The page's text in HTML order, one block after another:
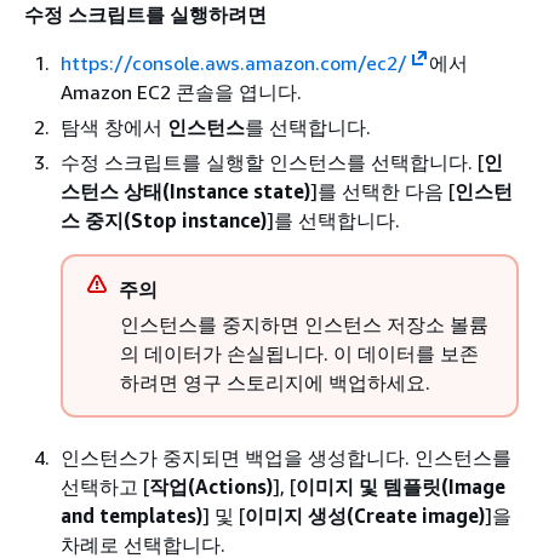
수정 스크립트를 실행하려면
https://console.aws.amazon.com/ec2/
에서
Amazon EC2 콘솔을 엽니다.
탐색 창에서 인스턴스를 선택합니다.
수정 스크립트를 실행할 인스턴스를 선택합니다. [인
스턴스 상태(Instance state)]를 선택한 다음 [인스턴
스 중지(Stop instance)]를 선택합니다.
주의
인스턴스를 중지하면 인스턴스 저장소 볼륨
의 데이터가 손실됩니다. 이 데이터를 보존
하려면 영구 스토리지에 백업하세요.
인스턴스가 중지되면 백업을 생성합니다. 인스턴스를
선택하고 [작업(Actions)], [이미지 및 템플릿(Image
and templates)] 및 [이미지 생성(Create image)]을
차례로 선택합니다.